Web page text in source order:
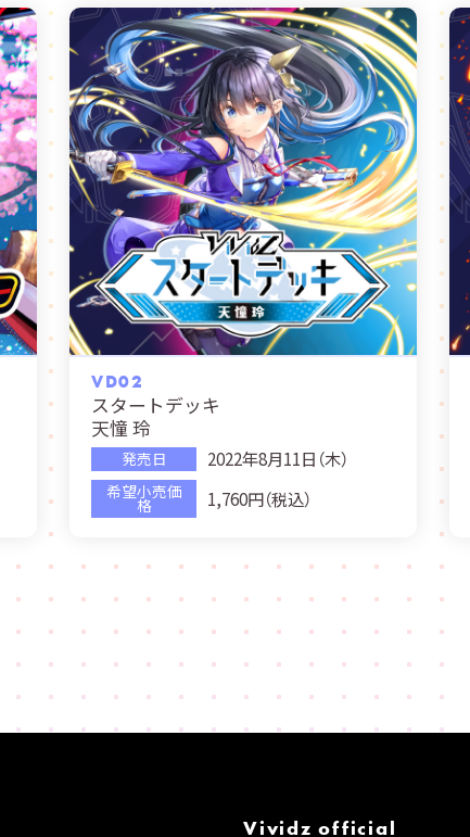
VD02
スタートデッキ
天憧 玲
発売日 2022年8月11日（木）
希望小売価
格 1,760円（税込）
Vividz official